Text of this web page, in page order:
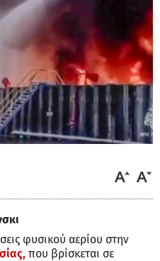
φυσικού αερίου στην
που βρίσκεται σε